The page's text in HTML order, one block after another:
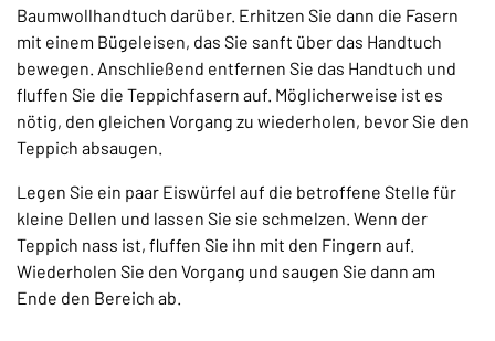
Baumwollhandtuch darüber. Erhitzen Sie dann die Fasern
mit einem Bügeleisen, das Sie sanft über das Handtuch
bewegen. Anschließend entfernen Sie das Handtuch und
fluffen Sie die Teppichfasern auf. Möglicherweise ist es
nötig, den gleichen Vorgang zu wiederholen, bevor Sie den
Teppich absaugen.
Legen Sie ein paar Eiswürfel auf die betroffene Stelle für
kleine Dellen und lassen Sie sie schmelzen. Wenn der
Teppich nass ist, fluffen Sie ihn mit den Fingern auf.
Wiederholen Sie den Vorgang und saugen Sie dann am
Ende den Bereich ab.